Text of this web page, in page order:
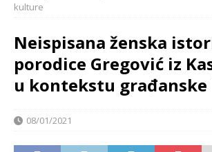
kulture
Neispisana ženska
porodice Gregović iz
u kontekstu
08/01/2021